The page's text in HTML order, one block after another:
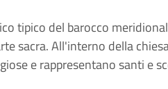
tipico del barocco
sacra. All'interno della
e rappresentano santi e